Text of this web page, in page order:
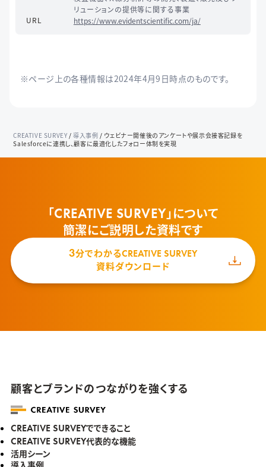
リューションの提供等に関する事業
URL
https://www.evidentscientific.com/ja/
※ページ上の各種情報は2024年4月9日時点のものです。
CREATIVE SURVEY /導入事例 / ウェビナー開催後のアンケートや展示会接客記録を
Salesforceに連携し、顧客に最適化したフォロー体制を実現
「CREATIVE SURVEY」について
簡潔にご説明した資料です
3分でわかるCREATIVE SURVEY
資料ダウンロード
顧客とブランドのつながりを強くする
CREATIVE SURVEYでできること
CREATIVE SURVEY代表的な機能
活用シーン